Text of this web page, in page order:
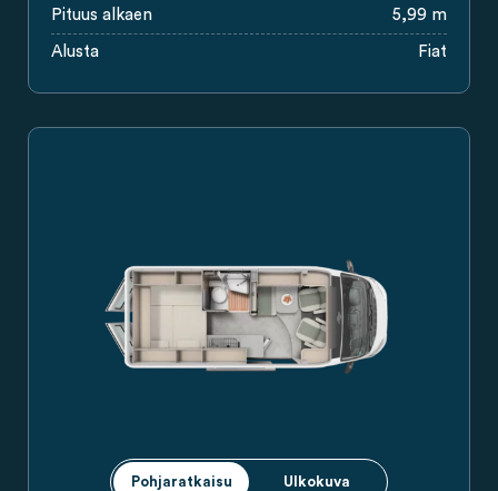
Pituus alkaen 5,99 m
Alusta Fiat
Pohjaratkaisu Ulkokuva